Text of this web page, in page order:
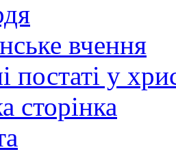
вчення
постаті у
сторінка